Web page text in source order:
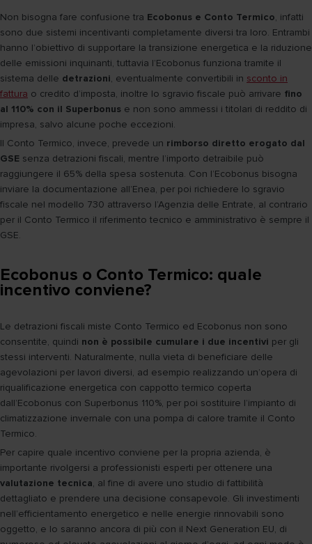
Non bisogna fare confusione tra Ecobonus e Conto Termico, infatti
sono due sistemi incentivanti completamente diversi tra loro. Entrambi
hanno l’obiettivo di supportare la transizione energetica e la riduzione
delle emissioni inquinanti, tuttavia l’Ecobonus funziona tramite il
sistema delle detrazioni, eventualmente convertibili in sconto in
fattura o credito d’imposta, inoltre lo sgravio fiscale può arrivare fino
al 110% con il Superbonus e non sono ammessi i titolari di reddito di
impresa, salvo alcune poche eccezioni.
Il Conto Termico, invece, prevede un rimborso diretto erogato dal
GSE senza detrazioni fiscali, mentre l’importo detraibile può
raggiungere il 65% della spesa sostenuta. Con l’Ecobonus bisogna
inviare la documentazione all’Enea, per poi richiedere lo sgravio
fiscale nel modello 730 attraverso l’Agenzia delle Entrate, al contrario
per il Conto Termico il riferimento tecnico e amministrativo è sempre il
GSE.
Ecobonus o Conto Termico: quale
incentivo conviene?
Le detrazioni fiscali miste Conto Termico ed Ecobonus non sono
consentite, quindi non è possibile cumulare i due incentivi per gli
stessi interventi. Naturalmente, nulla vieta di beneficiare delle
agevolazioni per lavori diversi, ad esempio realizzando un’opera di
riqualificazione energetica con cappotto termico coperta
dall’Ecobonus con Superbonus 110%, per poi sostituire l’impianto di
climatizzazione invernale con una pompa di calore tramite il Conto
Termico.
Per capire quale incentivo conviene per la propria azienda, è
importante rivolgersi a professionisti esperti per ottenere una
valutazione tecnica, al fine di avere uno studio di fattibilità
dettagliato e prendere una decisione consapevole. Gli investimenti
nell’efficientamento energetico e nelle energie rinnovabili sono
oggetto, e lo saranno ancora di più con il Next Generation EU, di